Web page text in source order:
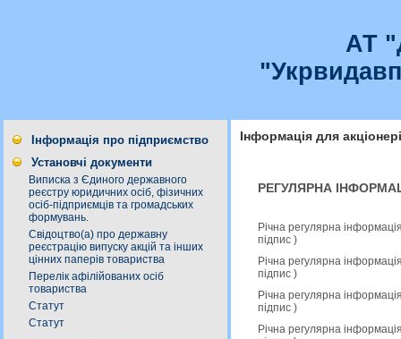
АТ
Інформація про підприємство
Установчі документи
Виписка з Єдиного державного
реєстру юридичних осіб, фізичних
осіб-підприємців та громадських
формувань.
Свідоцтво(а) про державну
реєстрацію випуску акцій та інших
цінних паперів товариства
Перелік афілійованих осіб
товариства
Статут
Статут
Інформація для
РЕГУЛЯРНА
Річна регулярна
підпис )
Річна регулярна
підпис )
Річна регулярна
підпис )
Річна регулярна